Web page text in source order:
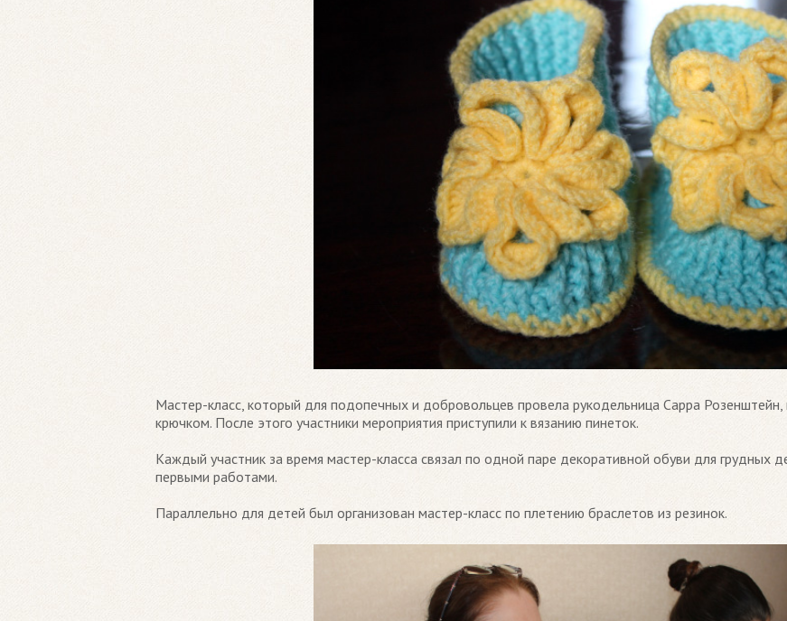
Мастер-класс, который для подопечных и добровольцев провела рукодельница Сарра Розенштейн,
крючком. После этого участники мероприятия приступили к вязанию пинеток.
Каждый участник за время мастер-класса связал по одной паре декоративной обуви для грудных
первыми работами.
Параллельно для детей был организован мастер-класс по плетению браслетов из резинок.